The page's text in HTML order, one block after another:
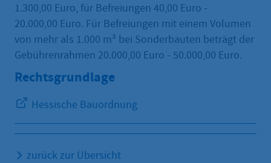
1.300,00 Euro, für Befreiungen 40,00 Euro -
20.000,00 Euro. Für Befreiungen mit einem Volumen
von mehr als 1.000 m³ bei Sonderbauten beträgt der
Gebührenrahmen 20.000,00 Euro - 50.000,00 Euro.
Rechtsgrundlage
Hessische Bauordnung
zurück zur Übersicht